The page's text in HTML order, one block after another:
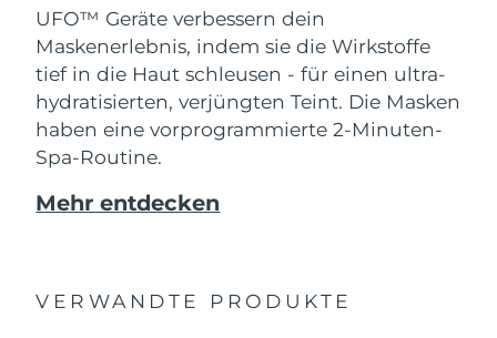
UFO™ Geräte verbessern dein
Maskenerlebnis, indem sie die Wirkstoffe
tief in die Haut schleusen - für einen ultra-
hydratisierten, verjüngten Teint. Die Masken
haben eine vorprogrammierte 2-Minuten-
Spa-Routine.
Mehr entdecken
VERWANDTE PRODUKTE
Slowakei
Slowenien
Erwartete Lieferung
09/08/2026
Südafrika
Erwartete Lieferung
Südkorea